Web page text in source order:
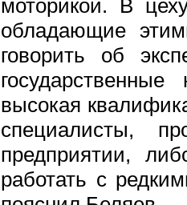
моторикой. В
обладающие
говорить об
высокая
специалисты,
предприятии,
работать с